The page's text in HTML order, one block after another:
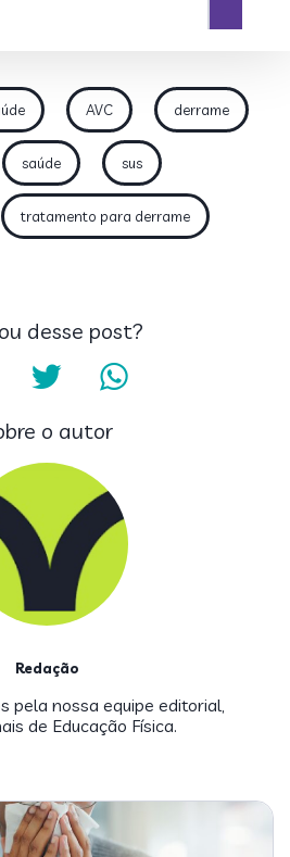
AVC derrame
saúde sus
tratamento para derrame
desse post?
o autor
Redação
pela nossa equipe editorial,
de Educação Física.